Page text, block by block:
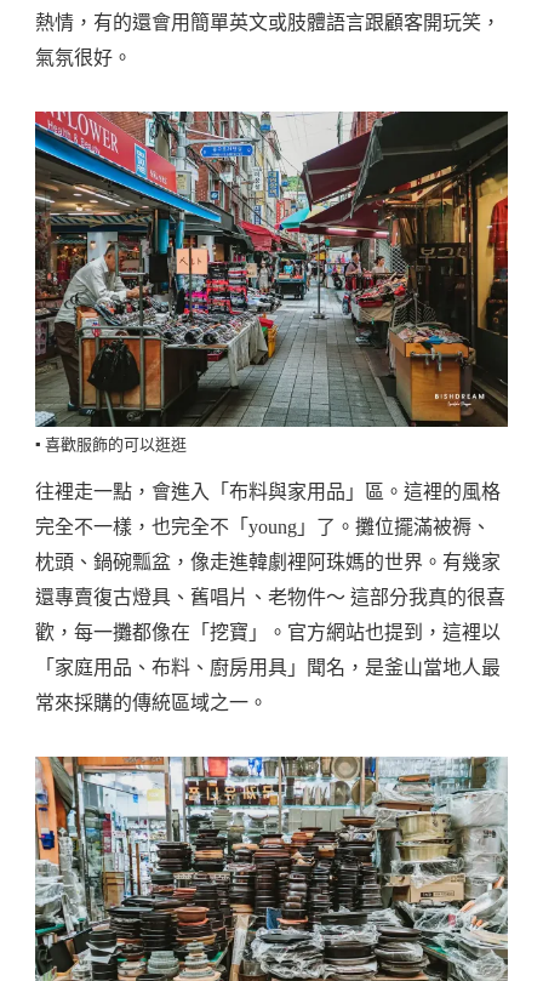
熱情，有的還會用簡單英文或肢體語言跟顧客開玩笑，
氣氛很好。
▪️ 喜歡服飾的可以逛逛
往裡走一點，會進入「布料與家用品」區。這裡的風格
完全不一樣，也完全不「young」了。攤位擺滿被褥、
枕頭、鍋碗瓢盆，像走進韓劇裡阿珠媽的世界。有幾家
還專賣復古燈具、舊唱片、老物件～ 這部分我真的很喜
歡，每一攤都像在「挖寶」。官方網站也提到，這裡以
「家庭用品、布料、廚房用具」聞名，是釜山當地人最
常來採購的傳統區域之一。